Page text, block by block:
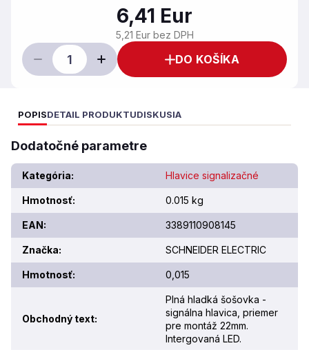
6,41 Eur
5,21 Eur bez DPH
DO KOŠÍKA
POPISDETAIL PRODUKTUDISKUSIA
Dodatočné parametre
Kategória: Hlavice signalizačné
Hmotnosť: 0.015 kg
EAN: 3389110908145
Značka: SCHNEIDER ELECTRIC
Hmotnosť: 0,015
Obchodný text:
Plná hladká šošovka -
signálna hlavica, priemer
pre montáž 22mm.
Intergovaná LED.